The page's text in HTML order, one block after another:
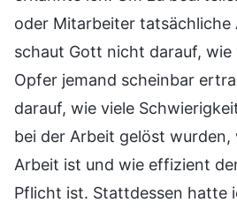
oder Mitarbeiter tatsächliche
schaut Gott nicht darauf, wie
Opfer jemand scheinbar
darauf, wie viele
bei der Arbeit gelöst
Arbeit ist und wie effizient
Pflicht ist. Stattdessen hatte